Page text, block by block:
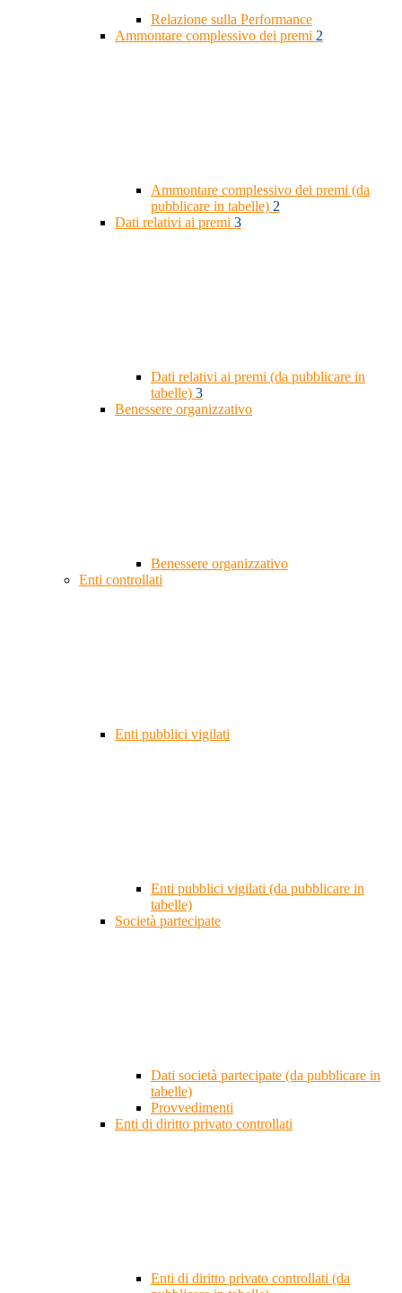
Relazione sulla Performance
Ammontare complessivo dei premi 2
Ammontare complessivo dei premi (da
pubblicare in tabelle) 2
Dati relativi ai premi 3
Dati relativi ai premi (da pubblicare in
tabelle) 3
Benessere organizzativo
Benessere organizzativo
Enti controllati
Enti pubblici vigilati
Enti pubblici vigilati (da pubblicare in
tabelle)
Società partecipate
Dati società partecipate (da pubblicare in
tabelle)
Provvedimenti
Enti di diritto privato controllati
Enti di diritto privato controllati (da